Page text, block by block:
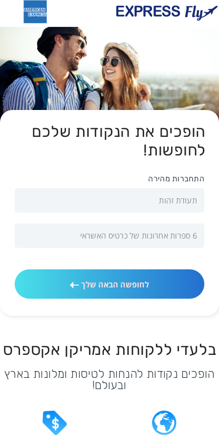
הופכים את הנקודות שלכם
לחופשות!
התחברות מהירה
לחופשה הבאה שלך
בלעדי ללקוחות אמריקן אקספרס
הופכים נקודות להנחות לטיסות ומלונות בארץ
ובעולם!